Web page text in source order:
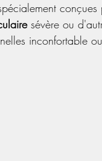
conçues
sévère ou
inconfortable